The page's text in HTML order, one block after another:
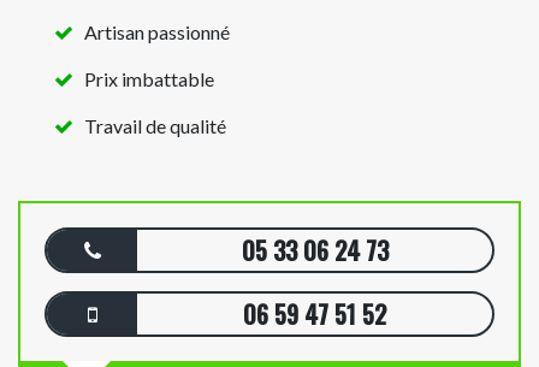
Artisan passionné
Prix imbattable
Travail de qualité
05 33 06 24 73
06 59 47 51 52